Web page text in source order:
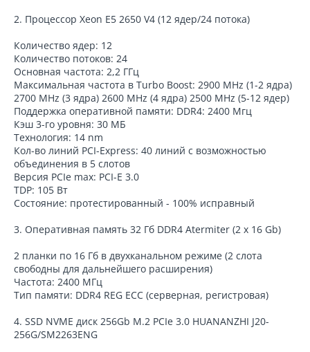
2. Процессор Xeon E5 2650 V4 (12 ядер/24 потока)
Количество ядер: 12
Количество потоков: 24
Основная частота: 2,2 ГГц
Максимальная частота в Turbo Boost: 2900 MHz (1-2 ядра)
2700 MHz (3 ядра) 2600 MHz (4 ядра) 2500 MHz (5-12 ядер)
Поддержка оперативной памяти: DDR4: 2400 Мгц
Кэш 3-го уровня: 30 МБ
Технология: 14 nm
Кол-во линий PCI-Express: 40 линий с возможностью
объединения в 5 слотов
Версия PCIe max: PCI-E 3.0
TDP: 105 Вт
Состояние: протестированный - 100% исправный
3. Оперативная память 32 Гб DDR4 Atermiter (2 х 16 Gb)
2 планки по 16 Гб в двухканальном режиме (2 слота
свободны для дальнейшего расширения)
Частота: 2400 МГц
Тип памяти: DDR4 REG ECC (серверная, регистровая)
4. SSD NVME диск 256Gb M.2 PCIe 3.0 HUANANZHI J20-
256G/SM2263ENG